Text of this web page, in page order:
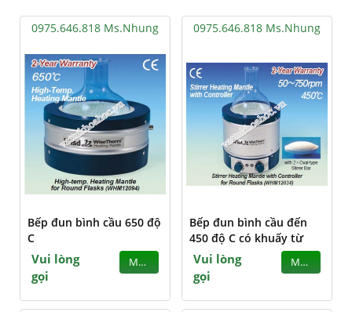
0975.646.818 Ms.Nhung
Bếp đun bình cầu 650 độ
C
Vui lòng
gọi
MUA
0975.646.818 Ms.Nhung
Bếp đun bình cầu đến
450 độ C có khuấy từ
Vui lòng
gọi
MUA